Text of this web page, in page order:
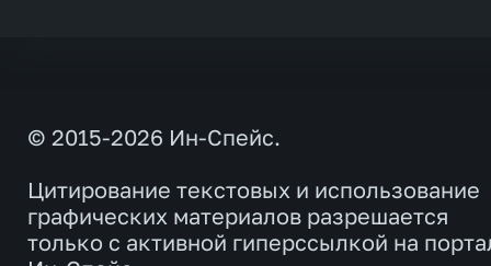
© 2015-2026 Ин-Спейс.
Цитирование текстовых и использование
графических материалов разрешается
только с активной гиперссылкой на